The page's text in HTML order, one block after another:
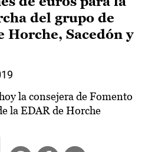
del grupo de
Horche, Sacedón y
la consejera de Fomento
la EDAR de Horche